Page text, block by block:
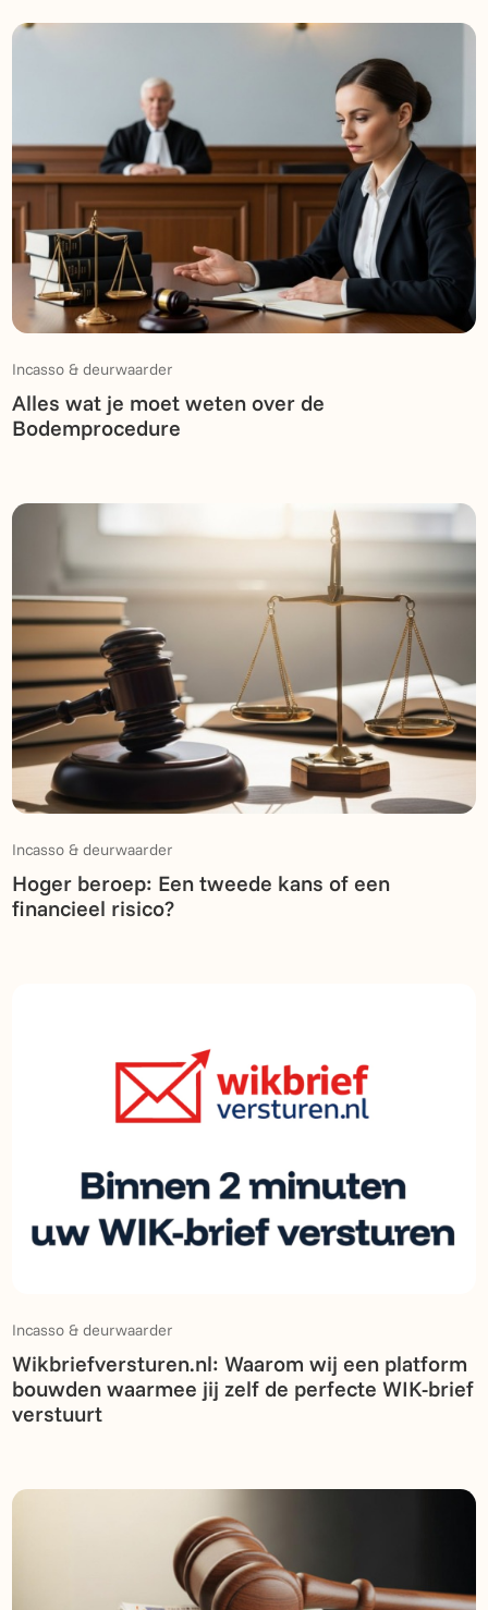
Incasso & deurwaarder
Alles wat je moet weten over de
Bodemprocedure
Incasso & deurwaarder
Hoger beroep: Een tweede kans of een
financieel risico?
Incasso & deurwaarder
Wikbriefversturen.nl: Waarom wij een platform
bouwden waarmee jij zelf de perfecte WIK-brief
verstuurt